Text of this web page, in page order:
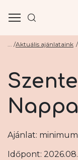
Aktuális ajánlataink
Ajánlat: minimum
Időpont: